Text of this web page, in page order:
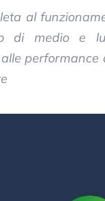
al
di medio e
performance